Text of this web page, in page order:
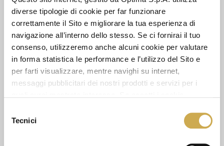
diverse tipologie di cookie per far funzionare
correttamente il Sito e migliorare la tua esperienza di
navigazione all’interno dello stesso. Se ci fornirai il tuo
consenso, utilizzeremo anche alcuni cookie per valutare
in forma statistica le performance e l’utilizzo del Sito e
per farti visualizzare, mentre navighi su internet,
messaggi pubblicitari dei nostri prodotti e servizi per i
delTecnici
SEE ALSO